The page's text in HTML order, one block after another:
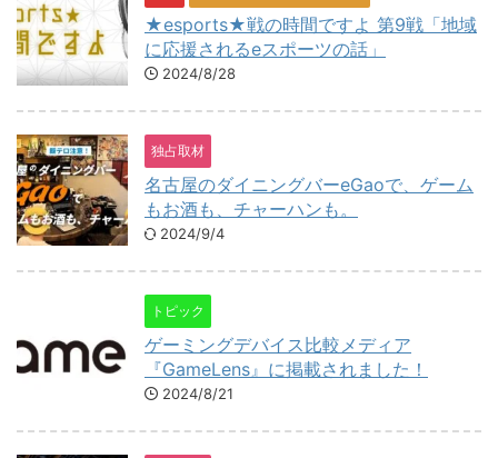
★esports★戦の時間ですよ 第9戦「地域
に応援されるeスポーツの話」
2024/8/28
独占取材
名古屋のダイニングバーeGaoで、ゲーム
もお酒も、チャーハンも。
2024/9/4
トピック
ゲーミングデバイス比較メディア
『GameLens』に掲載されました！
2024/8/21